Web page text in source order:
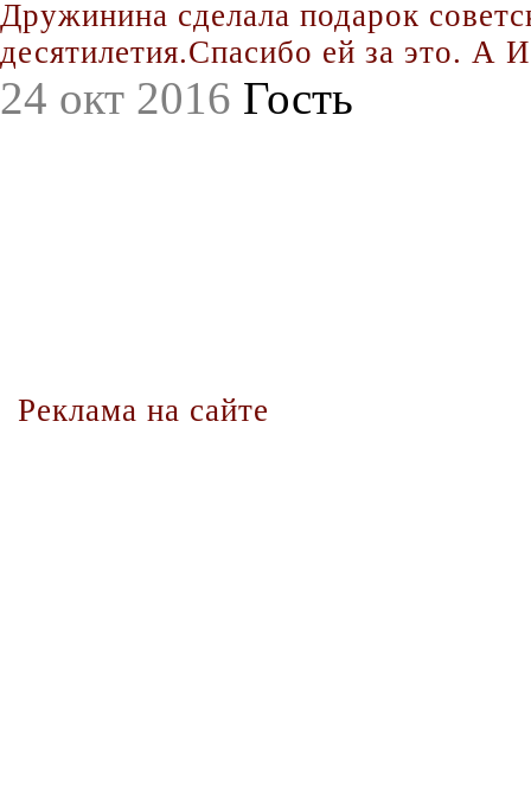
Дружинина сделала подарок
десятилетия.Спасибо ей за это. А
24 окт 2016 Гость
Реклама на сайте